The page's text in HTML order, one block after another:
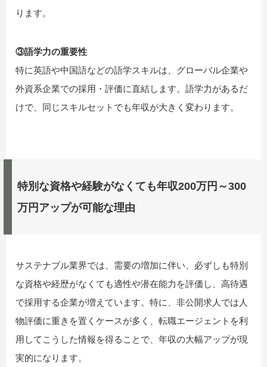
ります。
③語学力の重要性
特に英語や中国語などの語学スキルは、グローバル企業や
外資系企業での採用・評価に直結します。語学力があるだ
けで、同じスキルセットでも年収が大きく変わります。
特別な資格や経験がなくても年収200万円～300
万円アップが可能な理由
サステナブル業界では、需要の増加に伴い、必ずしも特別
な資格や経歴がなくても適性や潜在能力を評価し、高待遇
で採用する企業が増えています。特に、非公開求人では人
物評価に重きを置くケースが多く、転職エージェントを利
用してこうした情報を得ることで、年収の大幅アップが現
実的になります。